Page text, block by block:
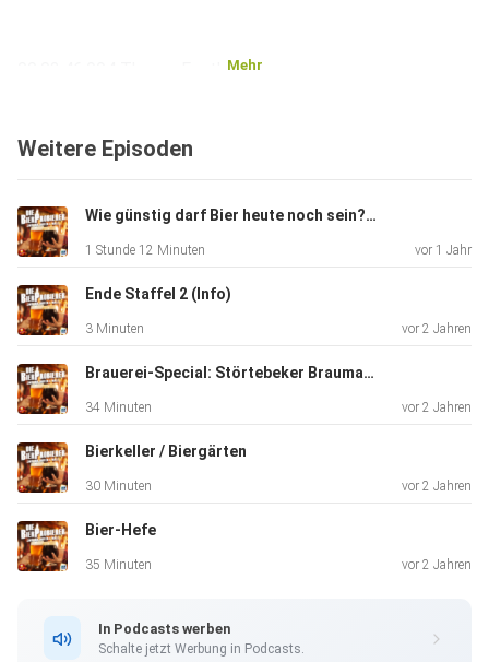
00:03:46.994 Thema: Festbiere
00:18:37.501 Glühbier
00:20:18.156 Podcastbier 2: Mager Weihnachtsbier
00:24:18.075 Kuriosität der Woche
00:37:54.034 Outro
Shownotes
Mehr
Weitere Episoden
Wie günstig darf Bier heute noch sein? (Interview)
1 Stunde 12 Minuten vor 1 Jahr
Ende Staffel 2 (Info)
3 Minuten vor 2 Jahren
Brauerei-Special: Störtebeker Braumanufaktur
34 Minuten vor 2 Jahren
Bierkeller / Biergärten
30 Minuten vor 2 Jahren
Bier-Hefe
35 Minuten vor 2 Jahren
In Podcasts werben
Schalte jetzt Werbung in Podcasts.